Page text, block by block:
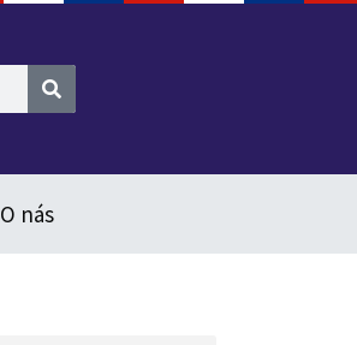
O nás